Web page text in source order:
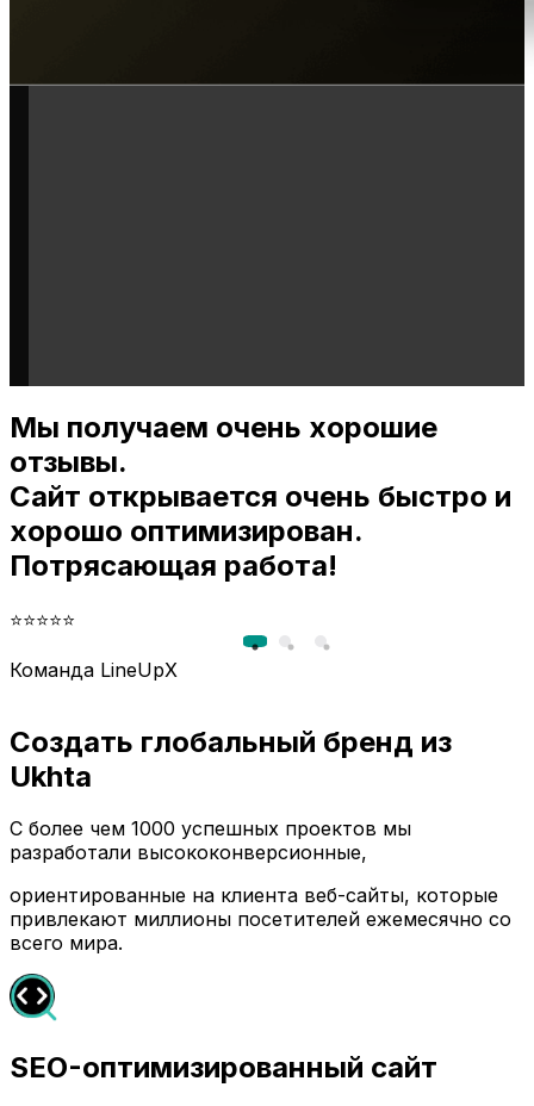
Мы получаем очень хорошие
отзывы.
Сайт открывается очень быстро и
хорошо оптимизирован.
Потрясающая работа!
⭐⭐⭐⭐⭐
Команда LineUpX
Создать глобальный бренд из
Ukhta
С более чем 1000 успешных проектов мы
разработали высококонверсионные,
ориентированные на клиента веб-сайты, которые
привлекают миллионы посетителей ежемесячно со
всего мира.
SEO-оптимизированный сайт